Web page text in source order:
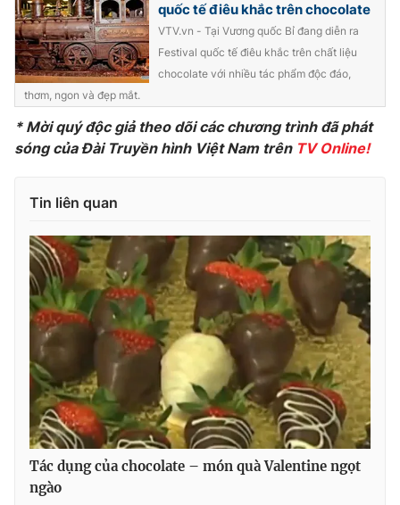
Tư vấn
Chuyên mục khác
Emagazine Podcast
Photo Infographic
VTV Money VTV Thể thao
VTV Sức khoẻ Bất động sản
Thị trường 24h Tấm lòng Việt
VTV4 Vươn mình bằng AI
VTV9 VTV8
Liên hệ tòa soạn
quốc tế điêu khắc trên chocolate
VTV.vn - Tại Vương quốc Bỉ đang diễn ra
Festival quốc tế điêu khắc trên chất liệu
chocolate với nhiều tác phẩm độc đáo,
thơm, ngon và đẹp mắt.
* Mời quý độc giả theo dõi các chương trình đã phát
sóng của Đài Truyền hình Việt Nam trên TV Online!
Tin liên quan
Tác dụng của chocolate – món quà Valentine ngọt
ngào